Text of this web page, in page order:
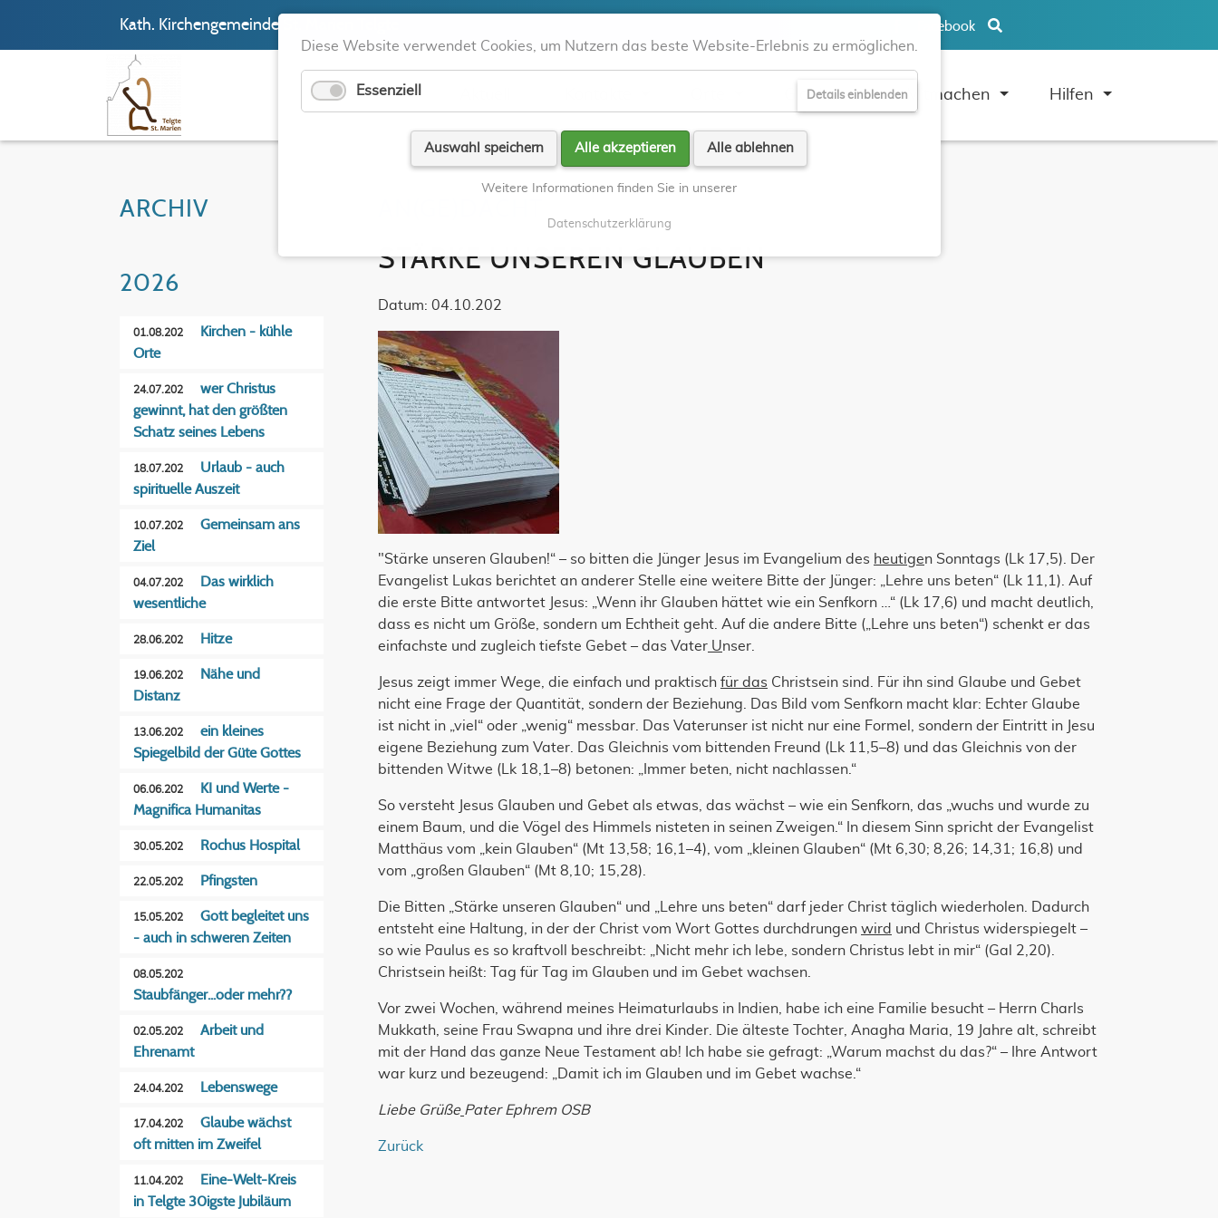
Kath. Kirchengemeinde St. Marien Telgte Facebook
Glauben Mitmachen Hilfen
STÄRKE UNSEREN GLAUBEN
Datum: 04.10.202
"Stärke unseren Glauben!“ – so bitten die Jünger Jesus im Evangelium des heutigen Sonntags (Lk 17,5). Der
Evangelist Lukas berichtet an anderer Stelle eine weitere Bitte der Jünger: „Lehre uns beten“ (Lk 11,1). Auf
die erste Bitte antwortet Jesus: „Wenn ihr Glauben hättet wie ein Senfkorn …“ (Lk 17,6) und macht deutlich,
dass es nicht um Größe, sondern um Echtheit geht. Auf die andere Bitte („Lehre uns beten“) schenkt er das
einfachste und zugleich tiefste Gebet – das Vater Unser.
Jesus zeigt immer Wege, die einfach und praktisch für das Christsein sind. Für ihn sind Glaube und Gebet
nicht eine Frage der Quantität, sondern der Beziehung. Das Bild vom Senfkorn macht klar: Echter Glaube
ist nicht in „viel“ oder „wenig“ messbar. Das Vaterunser ist nicht nur eine Formel, sondern der Eintritt in Jesu
eigene Beziehung zum Vater. Das Gleichnis vom bittenden Freund (Lk 11,5–8) und das Gleichnis von der
bittenden Witwe (Lk 18,1–8) betonen: „Immer beten, nicht nachlassen.“
So versteht Jesus Glauben und Gebet als etwas, das wächst – wie ein Senfkorn, das „wuchs und wurde zu
einem Baum, und die Vögel des Himmels nisteten in seinen Zweigen.“ In diesem Sinn spricht der Evangelist
Matthäus vom „kein Glauben“ (Mt 13,58; 16,1–4), vom „kleinen Glauben“ (Mt 6,30; 8,26; 14,31; 16,8) und
vom „großen Glauben“ (Mt 8,10; 15,28).
Die Bitten „Stärke unseren Glauben“ und „Lehre uns beten“ darf jeder Christ täglich wiederholen. Dadurch
entsteht eine Haltung, in der der Christ vom Wort Gottes durchdrungen wird und Christus widerspiegelt –
so wie Paulus es so kraftvoll beschreibt: „Nicht mehr ich lebe, sondern Christus lebt in mir“ (Gal 2,20).
Christsein heißt: Tag für Tag im Glauben und im Gebet wachsen.
Vor zwei Wochen, während meines Heimaturlaubs in Indien, habe ich eine Familie besucht – Herrn Charls
Mukkath, seine Frau Swapna und ihre drei Kinder. Die älteste Tochter, Anagha Maria, 19 Jahre alt, schreibt
mit der Hand das ganze Neue Testament ab! Ich habe sie gefragt: „Warum machst du das?“ – Ihre Antwort
war kurz und bezeugend: „Damit ich im Glauben und im Gebet wachse.“
Liebe Grüße Pater Ephrem OSB
Zurück
ARCHIV
2026
01.08.202
Kirchen - kühle
Orte
24.07.202
wer Christus
gewinnt, hat den größten
Schatz seines Lebens
18.07.202
Urlaub - auch
spirituelle Auszeit
10.07.202
Gemeinsam ans
Ziel
04.07.202
Das wirklich
wesentliche
28.06.202 Hitze
19.06.202
Nähe und
Distanz
13.06.202
ein kleines
Spiegelbild der Güte Gottes
06.06.202
KI und Werte -
Magnifica Humanitas
30.05.202 Rochus Hospital
22.05.202 Pfingsten
15.05.202
Gott begleitet uns
- auch in schweren Zeiten
08.05.202
Staubfänger...oder mehr??
02.05.202
Arbeit und
Ehrenamt
24.04.202 Lebenswege
17.04.202
Glaube wächst
oft mitten im Zweifel
11.04.202
Eine-Welt-Kreis
in Telgte 30igste Jubiläum
Diese Website verwendet Cookies, um Nutzern das beste Website-Erlebnis zu ermöglichen.
Essenziell Details einblenden
Auswahl speichern Alle akzeptieren Alle ablehnen
Weitere Informationen finden Sie in unserer
Datenschutzerklärung